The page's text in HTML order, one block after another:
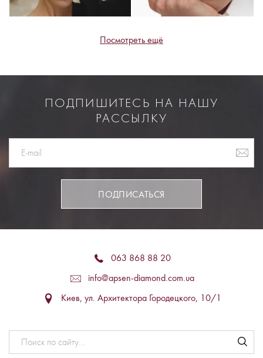
Посмотреть ещё
ПОДПИШИТЕСЬ НА НАШУ
РАССЫЛКУ
ПОДПИСАТЬСЯ
063 868 88 20
info@apsen-diamond.com.ua
Киев, ул. Архитектора Городецкого, 10/1